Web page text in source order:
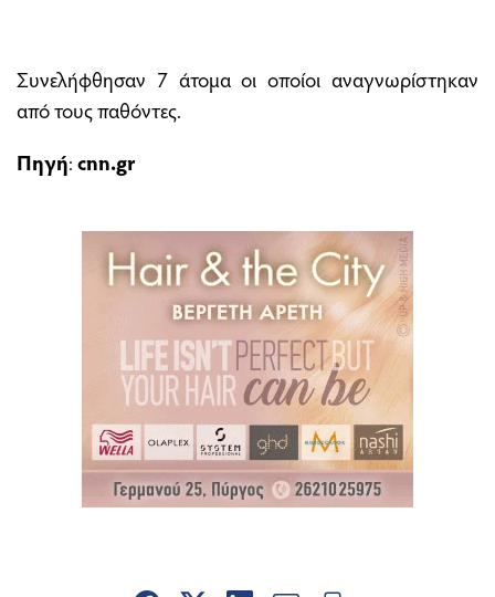
Συνελήφθησαν 7 άτομα οι οποίοι αναγνωρίστηκαν
από τους παθόντες.
Πηγή:cnn.gr